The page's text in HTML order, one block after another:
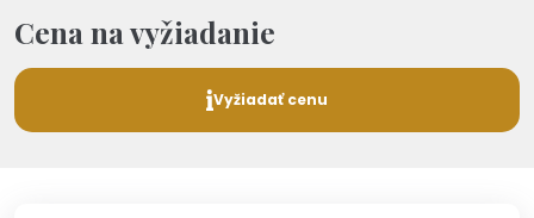
Cena na vyžiadanie
Vyžiadať cenu